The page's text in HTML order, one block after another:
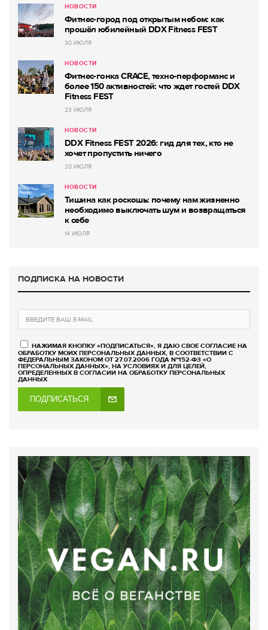
НОВОСТИ
Фитнес-город под открытым небом: как
прошёл юбилейный DDX Fitness FEST
30 ИЮЛЯ
НОВОСТИ
Фитнес-гонка CRACE, техно-перформанс и
более 150 активностей: что ждет гостей DDX
Fitness FEST
23 ИЮЛЯ
НОВОСТИ
DDX Fitness FEST 2026: гид для тех, кто не
хочет пропустить ничего
20 ИЮЛЯ
НОВОСТИ
Тишина как роскошь: почему нам жизненно
необходимо выключать шум и возвращаться
к себе
14 ИЮЛЯ
ПОДПИСКА НА НОВОСТИ
НАЖИМАЯ КНОПКУ «ПОДПИСАТЬСЯ», Я ДАЮ СВОЕ СОГЛАСИЕ НА
ОБРАБОТКУ МОИХ ПЕРСОНАЛЬНЫХ ДАННЫХ, В СООТВЕТСТВИИ С
ФЕДЕРАЛЬНЫМ ЗАКОНОМ ОТ 27.07.2006 ГОДА №152-ФЗ «О
ПЕРСОНАЛЬНЫХ ДАННЫХ», НА УСЛОВИЯХ И ДЛЯ ЦЕЛЕЙ,
ОПРЕДЕЛЕННЫХ В СОГЛАСИИ НА ОБРАБОТКУ ПЕРСОНАЛЬНЫХ
ДАННЫХ
ПОДПИСАТЬСЯ